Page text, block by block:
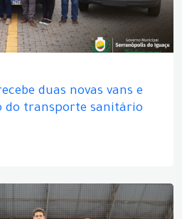
duas novas vans e
do transporte sanitário